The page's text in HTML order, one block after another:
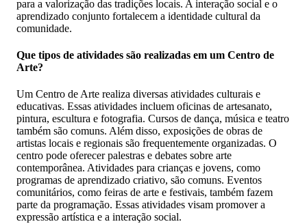
para a valorização das tradições locais. A interação social e o
aprendizado conjunto fortalecem a identidade cultural da
comunidade.
Que tipos de atividades são realizadas em um Centro de
Arte?
Um Centro de Arte realiza diversas atividades culturais e
educativas. Essas atividades incluem oficinas de artesanato,
pintura, escultura e fotografia. Cursos de dança, música e teatro
também são comuns. Além disso, exposições de obras de
artistas locais e regionais são frequentemente organizadas. O
centro pode oferecer palestras e debates sobre arte
contemporânea. Atividades para crianças e jovens, como
programas de aprendizado criativo, são comuns. Eventos
comunitários, como feiras de arte e festivais, também fazem
parte da programação. Essas atividades visam promover a
expressão artística e a interação social.